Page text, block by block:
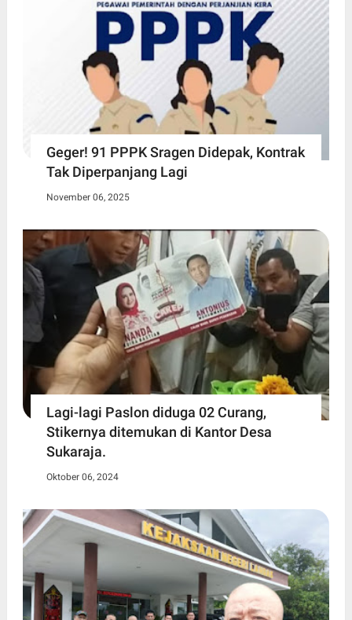
Geger! 91 PPPK Sragen Didepak, Kontrak
Tak Diperpanjang Lagi
November 06, 2025
Lagi-lagi Paslon diduga 02 Curang,
Stikernya ditemukan di Kantor Desa
Sukaraja.
Oktober 06, 2024